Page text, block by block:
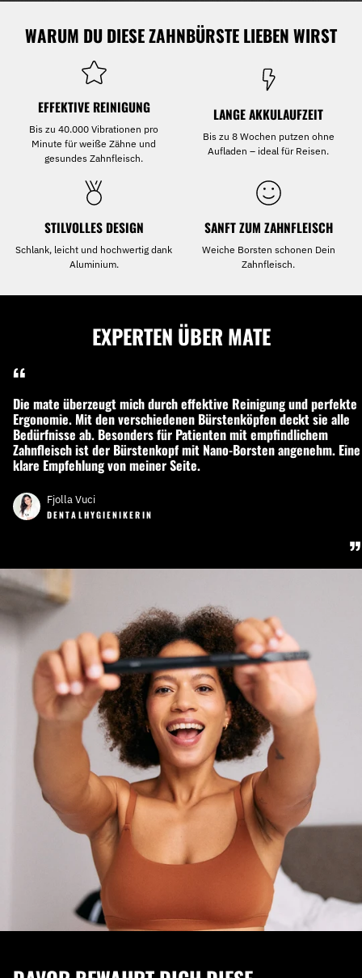
WARUM DU DIESE ZAHNBÜRSTE LIEBEN WIRST
EFFEKTIVE REINIGUNG
Bis zu 40.000 Vibrationen pro
Minute für weiße Zähne und
gesundes Zahnfleisch.
LANGE AKKULAUFZEIT
Bis zu 8 Wochen putzen ohne
Aufladen – ideal für Reisen.
STILVOLLES DESIGN
Schlank, leicht und hochwertig dank
Aluminium.
SANFT ZUM ZAHNFLEISCH
Weiche Borsten schonen Dein
Zahnfleisch.
EXPERTEN ÜBER MATE
“
Die mate überzeugt mich durch effektive Reinigung und perfekte
Ergonomie. Mit den verschiedenen Bürstenköpfen deckt sie alle
Bedürfnisse ab. Besonders für Patienten mit empfindlichem
Zahnfleisch ist der Bürstenkopf mit Nano-Borsten angenehm. Eine
klare Empfehlung von meiner Seite.
”
Fjolla Vuci
DENTALHYGIENIKERIN